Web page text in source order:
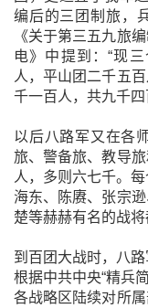
编后的三团制旅，
《关于第三五九旅
电》中提到：“现
人，平山团二千五
千一百人，共九千四
以后八路军又在各
旅、警备旅、教导
人，多则六七千。
海东、陈赓、张宗
楚等赫赫有名的战将
到百团大战时，八
根据中共中央“精兵
各战略区陆续对所